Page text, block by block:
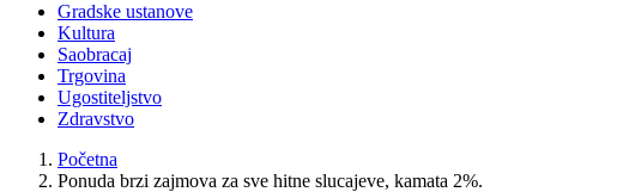
Gradske ustanove
Kultura
Saobracaj
Trgovina
Ugostiteljstvo
Zdravstvo
Početna
Ponuda brzi zajmova za sve hitne slucajeve, kamata 2%.